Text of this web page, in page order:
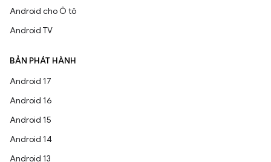
Android cho Ô tô
Android TV
BẢN PHÁT HÀNH
Android 17
Android 16
Android 15
Android 14
Android 13